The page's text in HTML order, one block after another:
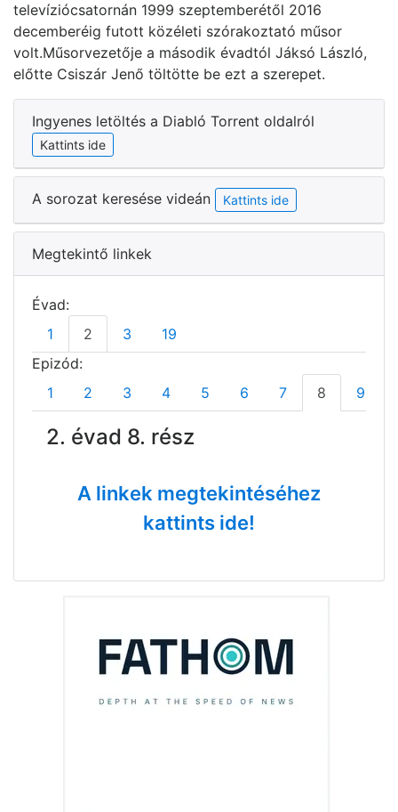
televíziócsatornán 1999 szeptemberétől 2016
decemberéig futott közéleti szórakoztató műsor
volt.Műsorvezetője a második évadtól Jáksó László,
előtte Csiszár Jenő töltötte be ezt a szerepet.
Ingyenes letöltés a Diabló Torrent oldalról
Kattints ide
A sorozat keresése videán Kattints ide
Megtekintő linkek
Évad:
1
2 3
19
Epizód:
1
2 3 4 5 6 7 8 9
2. évad 8. rész
A linkek megtekintéséhez
kattints ide!